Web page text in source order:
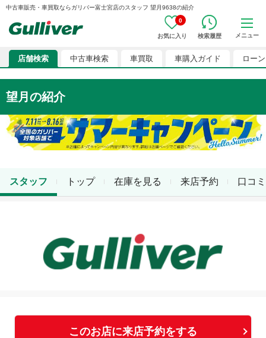
中古車販売・車買取ならガリバー富士宮店のスタッフ 望月9638の紹介
0
お気に入り 検索履歴 メニュー
店舗検索 中古車検索 車買取 車購入ガイド ローン
望月 の紹介
トップ 在庫を見る 来店予約 口コミ
スタッフ
店舗スタッフ
このお店に来店予約をする